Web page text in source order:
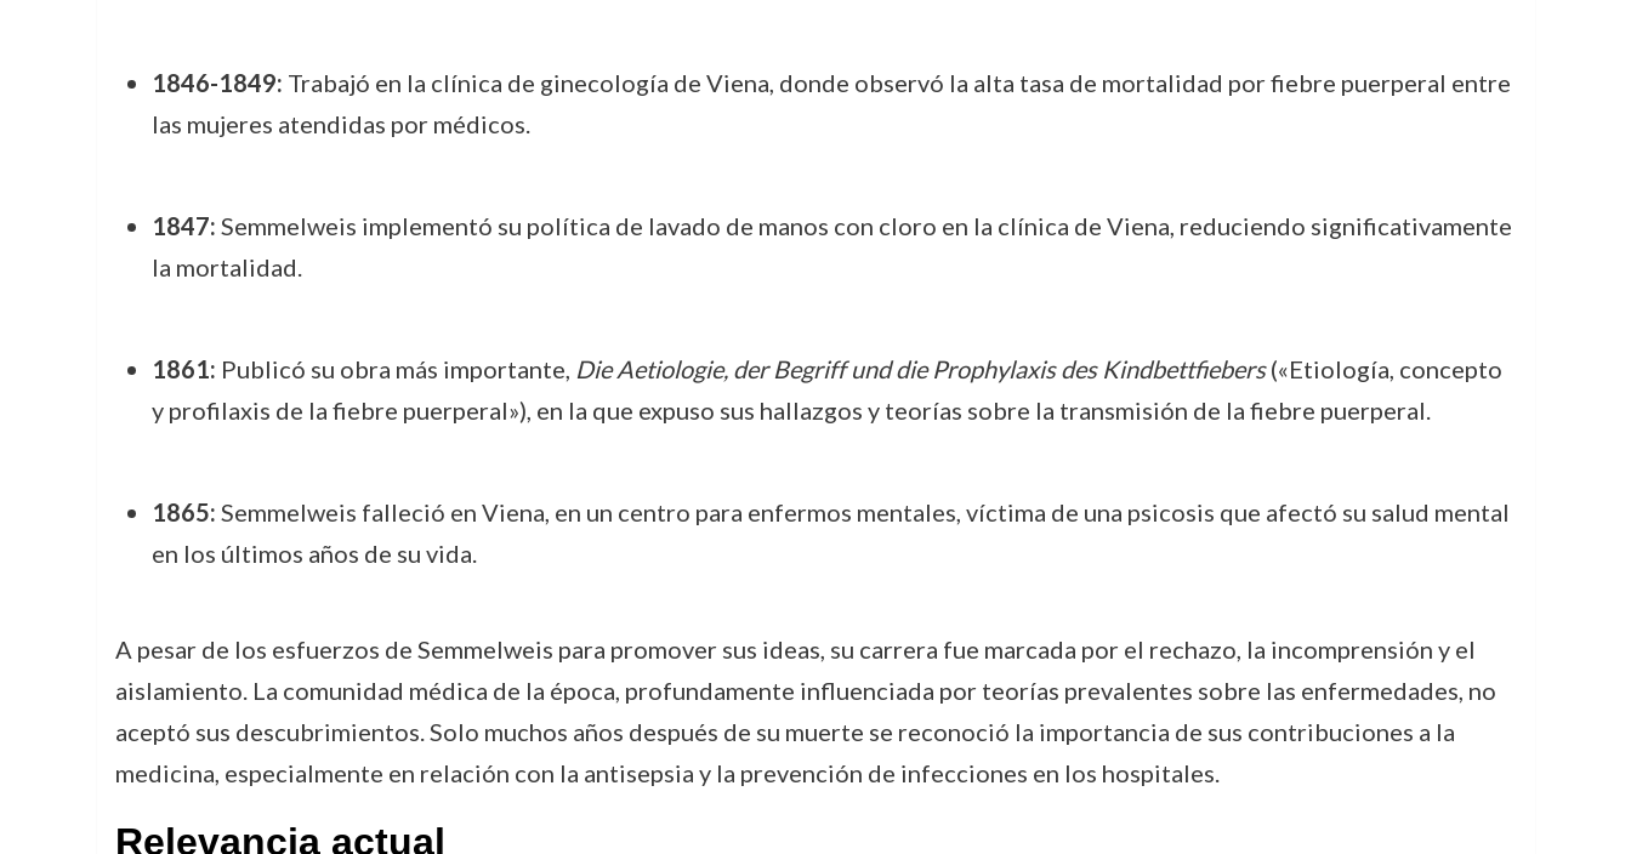
1846-1849: Trabajó en la clínica de ginecología de Viena, donde observó la alta tasa de mortalidad por fiebre puerperal entre
las mujeres atendidas por médicos.
1847: Semmelweis implementó su política de lavado de manos con cloro en la clínica de Viena, reduciendo significativamente
la mortalidad.
1861: Publicó su obra más importante, Die Aetiologie, der Begriff und die Prophylaxis des Kindbettfiebers(«Etiología, concepto
y profilaxis de la fiebre puerperal»), en la que expuso sus hallazgos y teorías sobre la transmisión de la fiebre puerperal.
1865: Semmelweis falleció en Viena, en un centro para enfermos mentales, víctima de una psicosis que afectó su salud mental
en los últimos años de su vida.
A pesar de los esfuerzos de Semmelweis para promover sus ideas, su carrera fue marcada por el rechazo, la incomprensión y el
aislamiento. La comunidad médica de la época, profundamente influenciada por teorías prevalentes sobre las enfermedades, no
aceptó sus descubrimientos. Solo muchos años después de su muerte se reconoció la importancia de sus contribuciones a la
medicina, especialmente en relación con la antisepsia y la prevención de infecciones en los hospitales.
Relevancia actual